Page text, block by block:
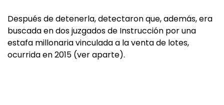
Después de detenerla, detectaron que, además, era
buscada en dos juzgados de Instrucción por una
estafa millonaria vinculada a la venta de lotes,
ocurrida en 2015 (ver aparte).